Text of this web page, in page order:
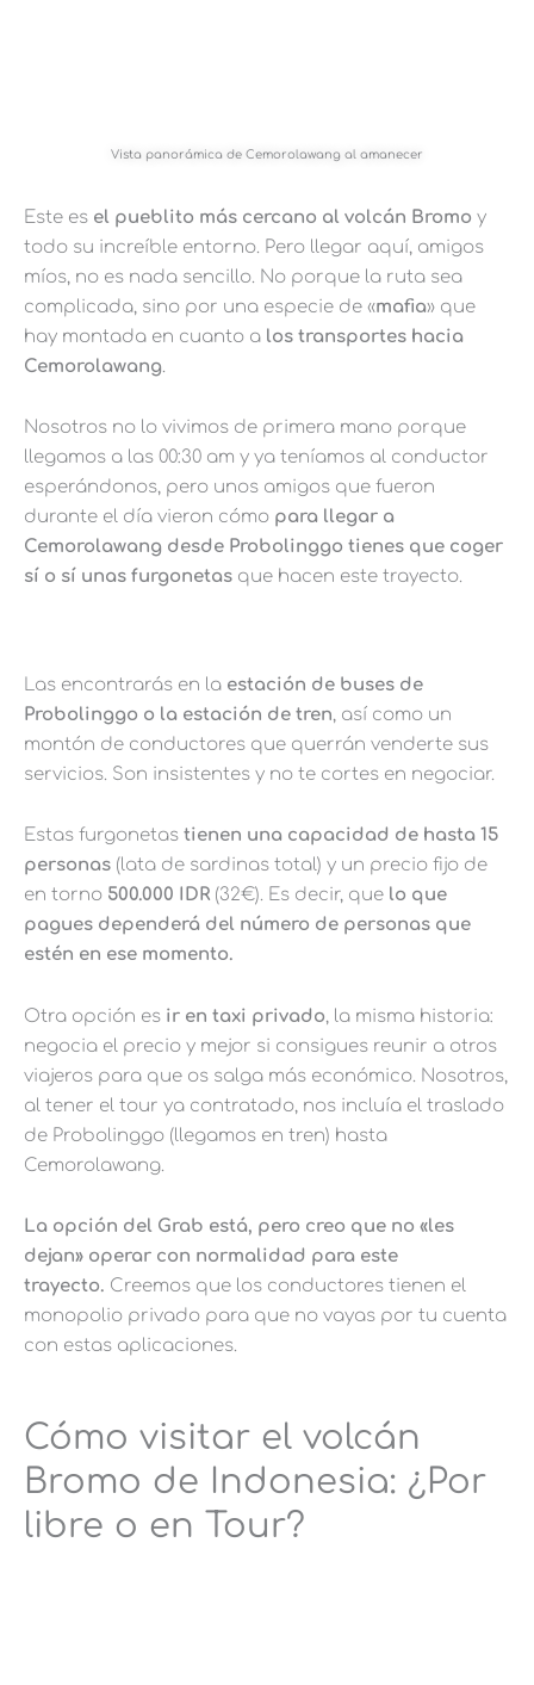
Vista panorámica de Cemorolawang al amanecer
Este es el pueblito más cercano al volcán Bromo y
todo su increíble entorno. Pero llegar aquí, amigos
míos, no es nada sencillo. No porque la ruta sea
complicada, sino por una especie de «mafia» que
hay montada en cuanto a los transportes hacia
Cemorolawang.
Nosotros no lo vivimos de primera mano porque
llegamos a las 00:30 am y ya teníamos al conductor
esperándonos, pero unos amigos que fueron
durante el día vieron cómo para llegar a
Cemorolawang desde Probolinggo tienes que coger
sí o sí unas furgonetas que hacen este trayecto.
Las encontrarás en la estación de buses de
Probolinggo o la estación de tren, así como un
montón de conductores que querrán venderte sus
servicios. Son insistentes y no te cortes en negociar.
Estas furgonetas tienen una capacidad de hasta 15
personas (lata de sardinas total) y un precio fijo de
en torno 500.000 IDR (32€). Es decir, que lo que
pagues dependerá del número de personas que
estén en ese momento.
Otra opción es ir en taxi privado, la misma historia:
negocia el precio y mejor si consigues reunir a otros
viajeros para que os salga más económico. Nosotros,
al tener el tour ya contratado, nos incluía el traslado
de Probolinggo (llegamos en tren) hasta
Cemorolawang.
La opción del Grab está, pero creo que no «les
dejan» operar con normalidad para este
trayecto. Creemos que los conductores tienen el
monopolio privado para que no vayas por tu cuenta
con estas aplicaciones.
Cómo visitar el volcán
Bromo de Indonesia: ¿Por
libre o en Tour?